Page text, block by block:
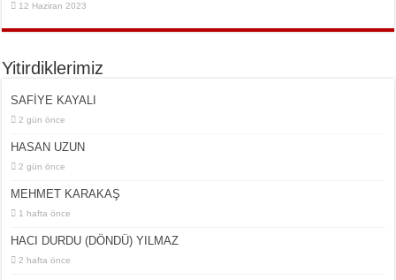
12 Haziran 2023
Yitirdiklerimiz
SAFİYE KAYALI
2 gün önce
HASAN UZUN
2 gün önce
MEHMET KARAKAŞ
1 hafta önce
HACI DURDU (DÖNDÜ) YILMAZ
2 hafta önce